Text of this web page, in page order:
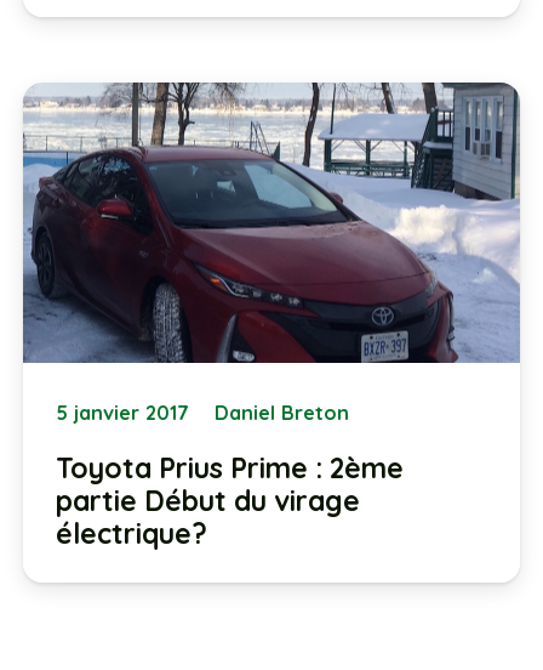
5 janvier 2017 Daniel Breton
Toyota Prius Prime : 2ème
partie Début du virage
électrique?